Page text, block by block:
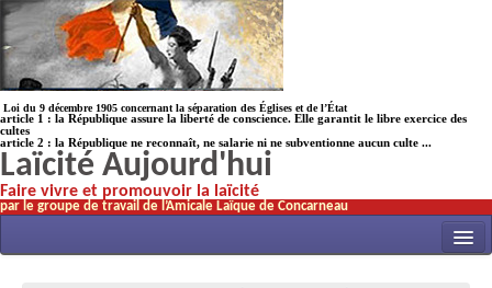
Loi du 9 décembre 1905 concernant la séparation des Églises et de l’État
article 1 : la République assure la liberté de conscience. Elle garantit le libre exercice des
cultes
article 2 : la République ne reconnaît, ne salarie ni ne subventionne aucun culte ...
Laïcité Aujourd'hui
Faire vivre et promouvoir la laïcité
par le groupe de travail de l’Amicale Laïque de Concarneau